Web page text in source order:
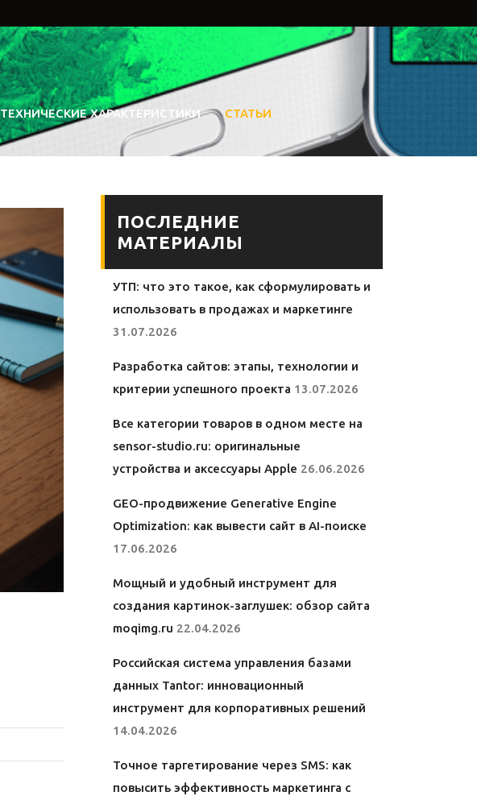
ТЕХНИЧЕСКИЕ ХАРАКТЕРИСТИКИ СТАТЬИ
ПОСЛЕДНИЕ
МАТЕРИАЛЫ
УТП: что это такое, как сформулировать и
использовать в продажах и маркетинге
31.07.2026
Разработка сайтов: этапы, технологии и
критерии успешного проекта 13.07.2026
Все категории товаров в одном месте на
sensor-studio.ru: оригинальные
устройства и аксессуары Apple 26.06.2026
GEO-продвижение Generative Engine
Optimization: как вывести сайт в AI-поиске
17.06.2026
Мощный и удобный инструмент для
создания картинок-заглушек: обзор сайта
moqimg.ru 22.04.2026
Российская система управления базами
данных Tantor: инновационный
инструмент для корпоративных решений
14.04.2026
Точное таргетирование через SMS: как
повысить эффективность маркетинга с